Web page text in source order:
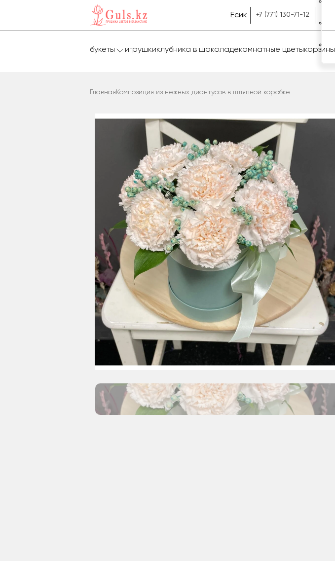
Есик +7 (771) 130-71-12
букеты игрушкиклубника в шоколадекомнатные цветыкорзины
Главная Композиция из нежных диантусов в шляпной коробке